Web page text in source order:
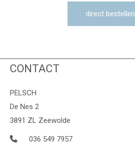
direct bestellen
CONTACT
PELSCH
De Nes 2
3891 ZL Zeewolde
036 549 7957